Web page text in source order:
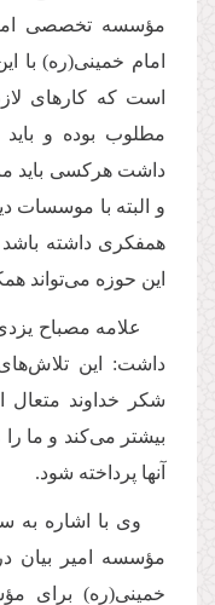
مؤسسه تخصصی
امام خمینی(ره) با
است كه كارهای
مطلوب بوده و باید
داشت هركسی باید
و البته با موسسات
همفكری داشته
این حوزه می‌تواند
علامه مصباح
داشت: این
شكر خداوند متعال
بیشتر می‌كند و ما را
آنها پرداخته شود.
وی با اشاره به
مؤسسه امیر بیان
خمینی(ره) برای